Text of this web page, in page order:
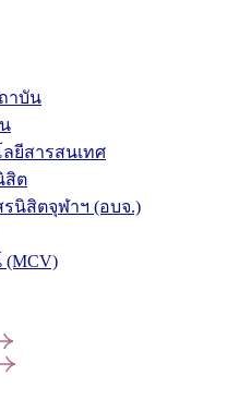
าบัน
ยีสารสนเทศ
สิต
นิสิตจุฬาฯ (อบจ.)
(MCV)